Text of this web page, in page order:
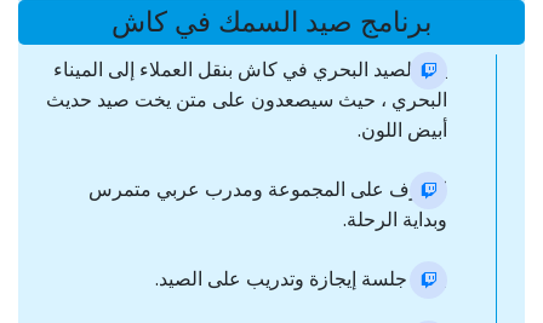
برنامج صيد السمك في كاش
يبدأ الصيد البحري في كاش بنقل العملاء إلى الميناء
البحري ، حيث سيصعدون على متن يخت صيد حديث
أبيض اللون.
التعرف على المجموعة ومدرب عربي متمرس
وبداية الرحلة.
بداية جلسة إيجازة وتدريب على الصيد.